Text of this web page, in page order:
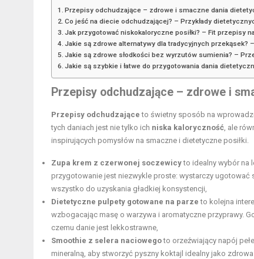
Przepisy odchudzające – zdrowe i smaczne dania
Co jeść na diecie odchudzającej? – Przykłady
Jak przygotować niskokaloryczne posiłki? – Fit przepisy
Jakie są zdrowe alternatywy dla tradycyjnych przekąsek?
Jakie są zdrowe słodkości bez wyrzutów sumienia? –
Jakie są szybkie i łatwe do przygotowania dania
Przepisy odchudzające – zdrowe i
Przepisy odchudzające to świetny sposób na
tych daniach jest nie tylko ich niska kaloryczność , ale
inspirujących pomysłów na smaczne i dietetyczne posiłki.
Zupa krem z czerwonej soczewicyto idealny wybór na
przygotowanie jest niezwykle proste: wystarczy
wszystko do uzyskania gładkiej konsystencji,
Dietetyczne pulpety gotowane na parze to kolejna
wzbogacając masę o warzywa i aromatyczne przyprawy.
czemu danie jest lekkostrawne,
Smoothie z selera naciowegoto orzeźwiający napój
mineralną, aby stworzyć pyszny koktajl idealny jako zdrowa